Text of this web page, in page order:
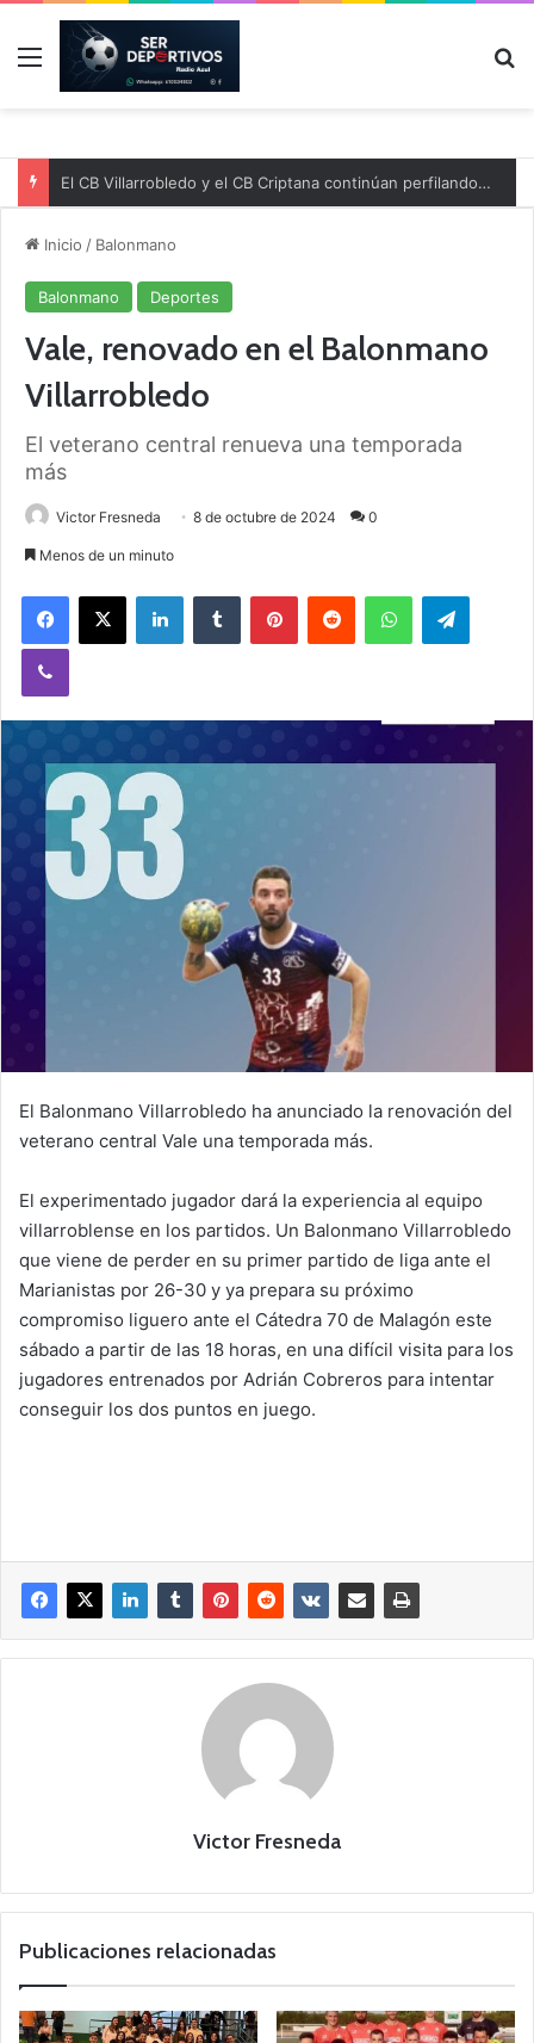
Menú
El CB Villarrobledo y el CB Criptana continúan perfilando sus plantillas
Inicio / Balonmano
Balonmano Deportes
Vale, renovado en el Balonmano
Villarrobledo
El veterano central renueva una temporada
más
Victor Fresneda 8 de octubre de 2024 0
Menos de un minuto
El Balonmano Villarrobledo ha anunciado la renovación del
veterano central Vale una temporada más.
El experimentado jugador dará la experiencia al equipo
villarroblense en los partidos. Un Balonmano Villarrobledo
que viene de perder en su primer partido de liga ante el
Marianistas por 26-30 y ya prepara su próximo
compromiso liguero ante el Cátedra 70 de Malagón este
sábado a partir de las 18 horas, en una difícil visita para los
jugadores entrenados por Adrián Cobreros para intentar
conseguir los dos puntos en juego.
Victor Fresneda
Publicaciones relacionadas